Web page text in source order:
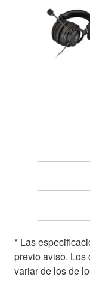
* Las
previo aviso. Los
variar de los de